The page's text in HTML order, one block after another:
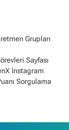
Grupları
Sayfası
İnstagram
Sorgulama